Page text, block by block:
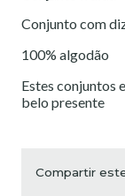
Conjunto com
100% algodão
Estes conjuntos
belo presente
Compartir